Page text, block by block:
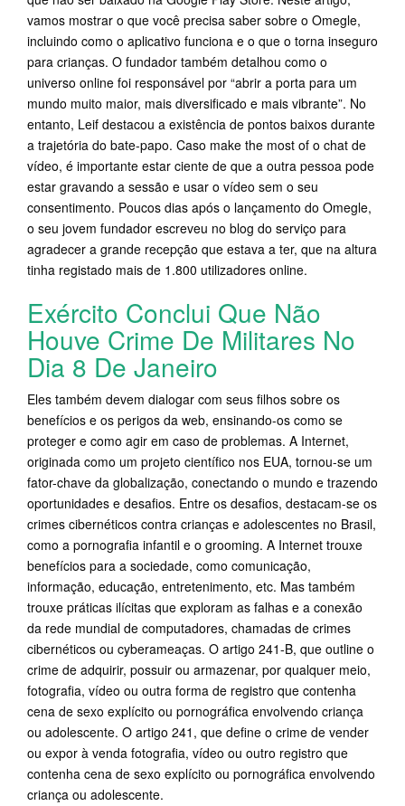
vamos mostrar o que você precisa saber sobre o Omegle,
incluindo como o aplicativo funciona e o que o torna inseguro
para crianças. O fundador também detalhou como o
universo online foi responsável por “abrir a porta para um
mundo muito maior, mais diversificado e mais vibrante”. No
entanto, Leif destacou a existência de pontos baixos durante
a trajetória do bate-papo. Caso make the most of o chat de
vídeo, é importante estar ciente de que a outra pessoa pode
estar gravando a sessão e usar o vídeo sem o seu
consentimento. Poucos dias após o lançamento do Omegle,
o seu jovem fundador escreveu no blog do serviço para
agradecer a grande recepção que estava a ter, que na altura
tinha registado mais de 1.800 utilizadores online.
Exército Conclui Que Não
Houve Crime De Militares No
Dia 8 De Janeiro
Eles também devem dialogar com seus filhos sobre os
benefícios e os perigos da web, ensinando-os como se
proteger e como agir em caso de problemas. A Internet,
originada como um projeto científico nos EUA, tornou-se um
fator-chave da globalização, conectando o mundo e trazendo
oportunidades e desafios. Entre os desafios, destacam-se os
crimes cibernéticos contra crianças e adolescentes no Brasil,
como a pornografia infantil e o grooming. A Internet trouxe
benefícios para a sociedade, como comunicação,
informação, educação, entretenimento, etc. Mas também
trouxe práticas ilícitas que exploram as falhas e a conexão
da rede mundial de computadores, chamadas de crimes
cibernéticos ou cyberameaças. O artigo 241-B, que outline o
crime de adquirir, possuir ou armazenar, por qualquer meio,
fotografia, vídeo ou outra forma de registro que contenha
cena de sexo explícito ou pornográfica envolvendo criança
ou adolescente. O artigo 241, que define o crime de vender
ou expor à venda fotografia, vídeo ou outro registro que
contenha cena de sexo explícito ou pornográfica envolvendo
criança ou adolescente.